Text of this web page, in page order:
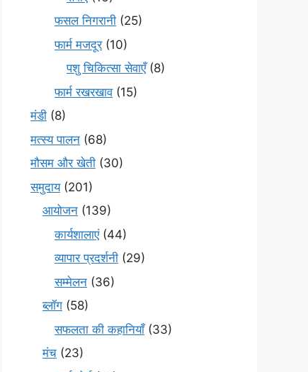
फसल निगरानी (25)
फार्म मजदूर(10)
पशु चिकित्सा सेवाएँ(8)
फार्म रखरखाव(15)
मंडी (8)
मत्स्य पालन (68)
मौसम और खेती (30)
समुदाय(201)
आयोजन (139)
कार्यशालाएं(44)
व्यापार प्रदर्शनी (29)
सम्मेलन (36)
ब्लॉग (58)
सफलता की कहानियाँ(33)
मंच (23)